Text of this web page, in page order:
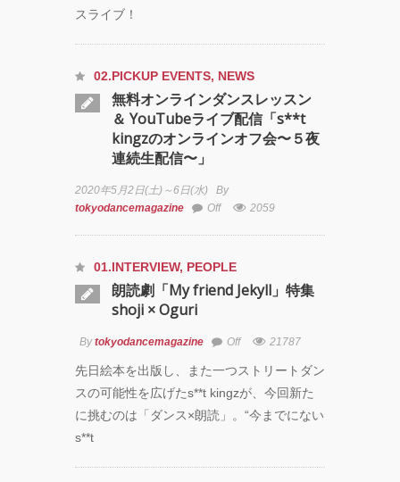
2DAYS
PARCO
FESTIVAL 20th
FOLLOW TDM:
スライブ！
02.PICKUP EVENTS, NEWS
無料オンラインダンスレッスン
＆ YouTubeライブ配信「s**t
kingzのオンラインオフ会〜５夜
連続生配信〜」
2020年5月2日(土)～6日(水)
By
tokyodancemagazine
Off 2059
01.INTERVIEW, PEOPLE
朗読劇「My friend Jekyll」特集
shoji × Oguri
Bytokyodancemagazine Off 21787
先日絵本を出版し、また一つストリートダン
スの可能性を広げたs**t kingzが、今回新た
に挑むのは「ダンス×朗読」。“今までにない
s**t